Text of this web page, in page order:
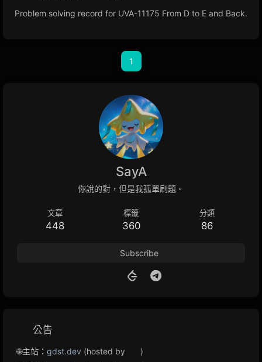
Problem solving record for UVA-11175 From D to E and Back.
1
SayA
你說的對，但是我孤單刷題。
文章
448
標籤
360
分類
86
Subscribe
公告
🌐主站： gdst.dev (hosted by
)